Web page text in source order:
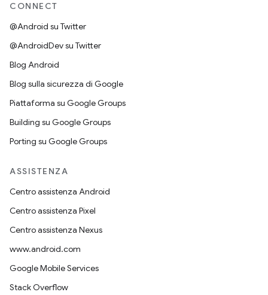
CONNECT
@Android su Twitter
@AndroidDev su Twitter
Blog Android
Blog sulla sicurezza di Google
Piattaforma su Google Groups
Building su Google Groups
Porting su Google Groups
ASSISTENZA
Centro assistenza Android
Centro assistenza Pixel
Centro assistenza Nexus
www.android.com
Google Mobile Services
Stack Overflow